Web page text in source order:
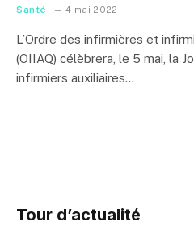
Santé 4 mai 2022
L’Ordre des infirmières et
(OIIAQ) célèbrera, le 5 mai, la
infirmiers auxiliaires…
Tour d’actualité